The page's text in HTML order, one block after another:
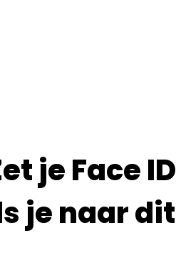
je Face ID
je naar dit